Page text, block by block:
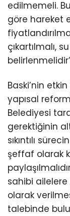
edilmemeli.
göre hareket
çıkartılmalı,
Baski’nin
yapısal
Belediyesi
gerektiğinin
sıkıntılı
şeffaf olarak
sahibi
olarak
talebinde